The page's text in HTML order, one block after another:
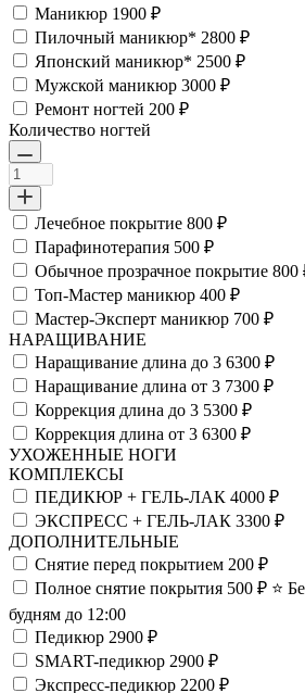
Маникюр 1900 ₽
Пилочный маникюр* 2800 ₽
Японский маникюр* 2500 ₽
Мужской маникюр 3000 ₽
Ремонт ногтей 200 ₽
Количество ногтей
Лечебное покрытие 800 ₽
Парафинотерапия 500 ₽
Обычное прозрачное покрытие 800
Топ-Мастер маникюр 400 ₽
Мастер-Эксперт маникюр 700 ₽
НАРАЩИВАНИЕ
Наращивание длина до 3 6300 ₽
Наращивание длина от 3 7300 ₽
Коррекция длина до 3 5300 ₽
Коррекция длина от 3 6300 ₽
УХОЖЕННЫЕ НОГИ
КОМПЛЕКСЫ
ПЕДИКЮР + ГЕЛЬ-ЛАК 4000 ₽
ЭКСПРЕСС + ГЕЛЬ-ЛАК 3300 ₽
ДОПОЛНИТЕЛЬНЫЕ
Снятие перед покрытием 200 ₽
Полное снятие покрытия 500 ₽ ⭐️
будням до 12:00
Педикюр 2900 ₽
SMART-педикюр 2900 ₽
Экспресс-педикюр 2200 ₽